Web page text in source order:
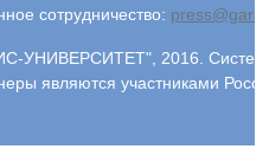
сотрудничество:
2016. Система
являются участниками